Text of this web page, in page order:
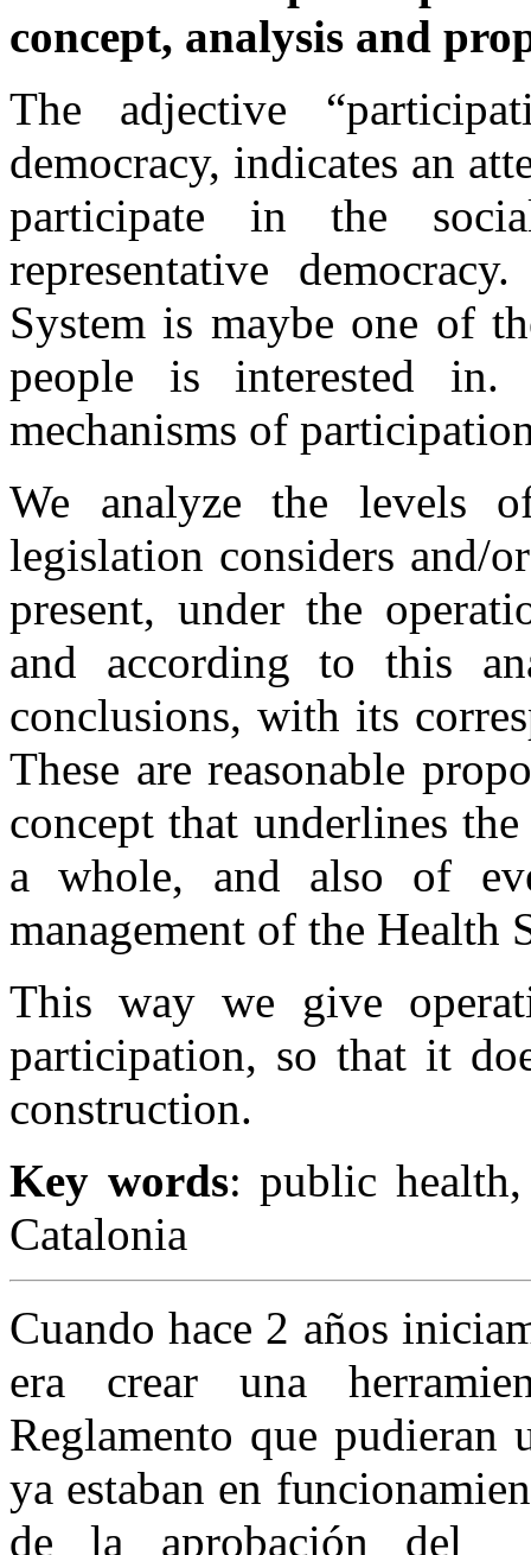
concept, analysis and
The adjective
democracy, indicates an
participate in the
representative
System is maybe one of
people is interested in.
mechanisms of
We analyze the levels
legislation considers and/
present, under the
and according to this
conclusions, with its
These are reasonable
concept that underlines
a whole, and also of
management of the Health
This way we give
participation, so that it
construction.
Key words: public
Catalonia
Cuando hace 2 años
era crear una
Reglamento que
ya estaban en
de la aprobación del